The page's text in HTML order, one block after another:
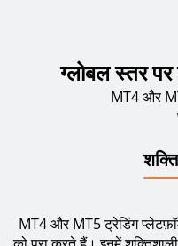
ग्लोबल स्तर
MT4 और
MT4 और MT5 ट्रेडिंग